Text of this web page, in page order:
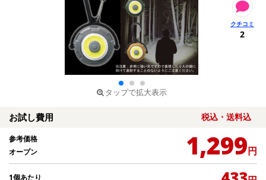
タップで拡大表示
2
お試し費用 税込・送料込
参考価格
オープン
1,299円
1個あたり